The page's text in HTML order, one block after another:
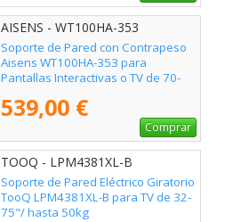
AISENS - WT100HA-353
Soporte de Pared con Contrapeso
Aisens WT100HA-353 para
Pantallas Interactivas o TV de 70-
539,00 €
Comprar
TOOQ - LPM4381XL-B
Soporte de Pared Eléctrico Giratorio
TooQ LPM4381XL-B para TV de 32-
75"/ hasta 50kg